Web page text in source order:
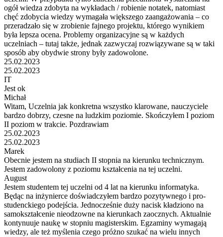
ogół wiedza zdobyta na wykładach / robienie notatek, natomiast
chęć zdobycia wiedzy wymagała większego zaangażowania – co
przeradzało się w zrobienie fajnego projektu, którego wynikiem
była lepsza ocena. Problemy organizacyjne są w każdych
uczelniach – tutaj także, jednak zazwyczaj rozwiązywane są w taki
sposób aby obydwie strony były zadowolone.
25.02.2023
25.02.2023
IT
Jest ok
Michał
Witam, Uczelnia jak konkretna wszystko klarowane, nauczyciele
bardzo dobrzy, czesne na ludzkim poziomie. Skończyłem I poziom
II poziom w trakcie. Pozdrawiam
25.02.2023
25.02.2023
Marek
Obecnie jestem na studiach II stopnia na kierunku technicznym.
Jestem zadowolony z poziomu kształcenia na tej uczelni.
August
Jestem studentem tej uczelni od 4 lat na kierunku informatyka.
Będąc na inżynierce doświadczyłem bardzo pozytywnego i pro-
studenckiego podejścia. Jednocześnie duży nacisk kładziono na
samokształcenie nieodzowne na kierunkach zaocznych. Aktualnie
kontynuuje naukę w stopniu magisterskim. Egzaminy wymagają
wiedzy, ale też myślenia czego próżno szukać na wielu innych